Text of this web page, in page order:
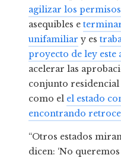
agilizar los permisos
asequibles e
unifamiliar y es
proyecto de ley este
acelerar las
conjunto
como el el estado
encontrando
“Otros estados
dicen: ‘No